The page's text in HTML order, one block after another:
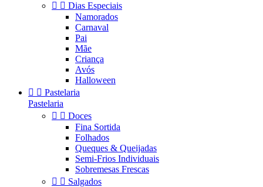
  Dias Especiais
Namorados
Carnaval
Pai
Mãe
Criança
Avós
Halloween
  Pastelaria
Pastelaria
  Doces
Fina Sortida
Folhados
Queques & Queijadas
Semi-Frios Individuais
Sobremesas Frescas
  Salgados